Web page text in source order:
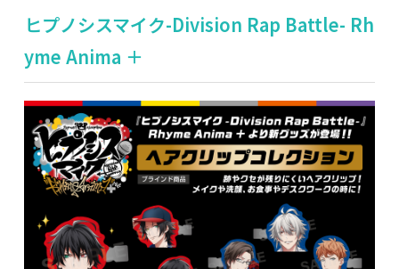
ヒプノシスマイク-Division Rap Battle- Rh
yme Anima ＋